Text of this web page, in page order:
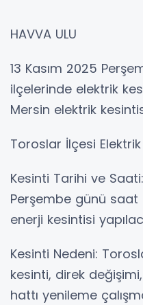
HAVVA ULU
13 Kasım 2025
ilçelerinde elektrik
Mersin elektrik
Toroslar İlçesi
Kesinti Tarihi ve
Perşembe günü saat
enerji kesintisi
Kesinti Nedeni:
kesinti, direk
hattı yenileme